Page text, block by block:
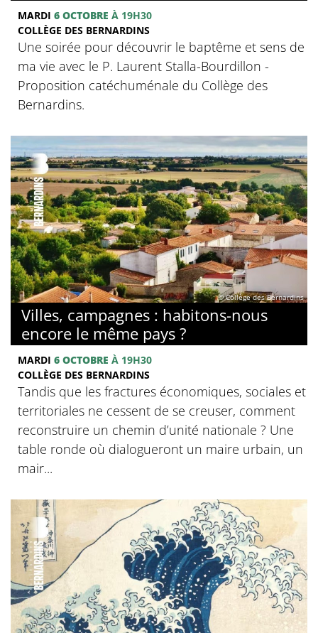
MARDI 6 OCTOBRE À 19H30
COLLÈGE DES BERNARDINS
Une soirée pour découvrir le baptême et sens de
ma vie avec le P. Laurent Stalla-Bourdillon -
Proposition catéchuménale du Collège des
Bernardins.
© Collège des Bernardins
Villes, campagnes : habitons-nous
encore le même pays ?
MARDI 6 OCTOBRE À 19H30
COLLÈGE DES BERNARDINS
Tandis que les fractures économiques, sociales et
territoriales ne cessent de se creuser, comment
reconstruire un chemin d’unité nationale ? Une
table ronde où dialogueront un maire urbain, un
mair...